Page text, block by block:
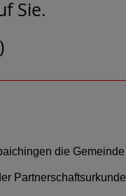
Sie.
die Gemeinde
Partnerschaftsurkunde